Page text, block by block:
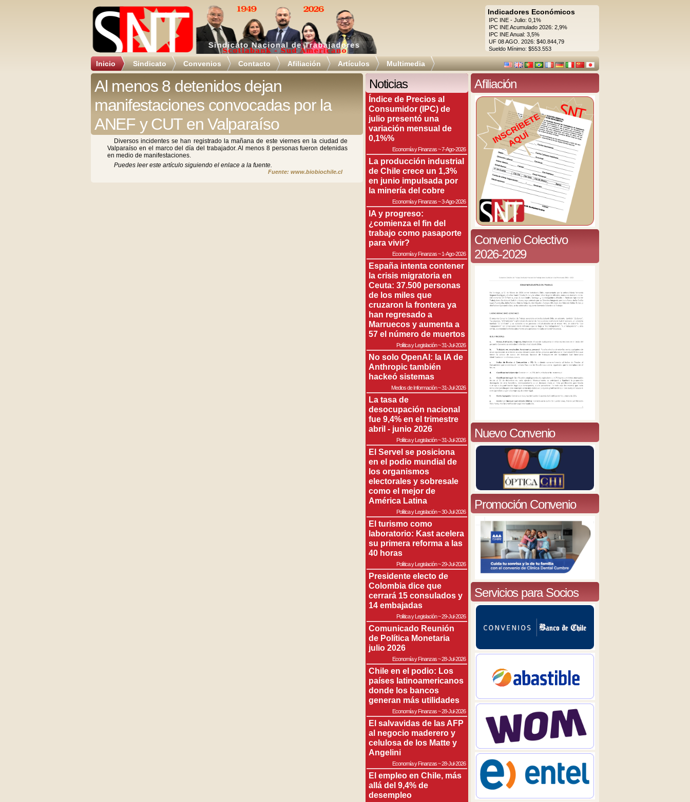
Indicadores Económicos
IPC INE - Julio: 0,1%
IPC INE Acumulado 2026: 2,9%
IPC INE Anual: 3,5%
UF 08 AGO. 2026: $40.844,79
Sueldo Mínimo: $553.553
Inicio Sindicato Convenios Contacto Afiliación Artículos Multimedia
Al menos 8 detenidos dejan
manifestaciones convocadas por la
ANEF y CUT en Valparaíso
Diversos incidentes se han registrado la mañana de este viernes en la ciudad de
Valparaíso en el marco del día del trabajador. Al menos 8 personas fueron detenidas
en medio de manifestaciones.
Puedes leer este artículo siguiendo el enlace a la fuente.
Fuente: www.biobiochile.cl
Noticias
Índice de Precios al
Consumidor (IPC) de
julio presentó una
variación mensual de
0,1%%
Economía y Finanzas~7-Ago-2026
La producción industrial
de Chile crece un 1,3%
en junio impulsada por
la minería del cobre
Economía y Finanzas~3-Ago-2026
IA y progreso:
¿comienza el fin del
trabajo como pasaporte
para vivir?
Economía y Finanzas~1-Ago-2026
España intenta contener
la crisis migratoria en
Ceuta: 37.500 personas
de los miles que
cruzaron la frontera ya
han regresado a
Marruecos y aumenta a
57 el número de muertos
Política y Legislación~31-Jul-2026
No solo OpenAI: la IA de
Anthropic también
hackeó sistemas
Medios de Información~31-Jul-2026
La tasa de
desocupación nacional
fue 9,4% en el trimestre
abril - junio 2026
Política y Legislación~31-Jul-2026
El Servel se posiciona
en el podio mundial de
los organismos
electorales y sobresale
como el mejor de
América Latina
Política y Legislación~30-Jul-2026
El turismo como
laboratorio: Kast acelera
su primera reforma a las
40 horas
Política y Legislación~29-Jul-2026
Presidente electo de
Colombia dice que
cerrará 15 consulados y
14 embajadas
Política y Legislación~29-Jul-2026
Comunicado Reunión
de Política Monetaria
julio 2026
Economía y Finanzas~28-Jul-2026
Chile en el podio: Los
países latinoamericanos
donde los bancos
generan más utilidades
Economía y Finanzas~28-Jul-2026
El salvavidas de las AFP
al negocio maderero y
celulosa de los Matte y
Angelini
Economía y Finanzas~28-Jul-2026
El empleo en Chile, más
allá del 9,4% de
desempleo
Afiliación
Convenio Colectivo
2026-2029
Nuevo Convenio
Promoción Convenio
Servicios para Socios